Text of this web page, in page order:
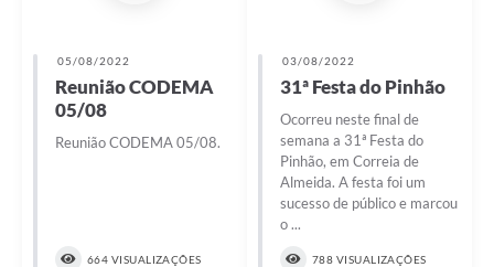
05/08/2022
Reunião CODEMA
05/08
Reunião CODEMA 05/08.
664 VISUALIZAÇÕES
03/08/2022
31ª Festa do Pinhão
Ocorreu neste final de
semana a 31ª Festa do
Pinhão, em Correia de
Almeida. A festa foi um
sucesso de público e marcou
o ...
788 VISUALIZAÇÕES